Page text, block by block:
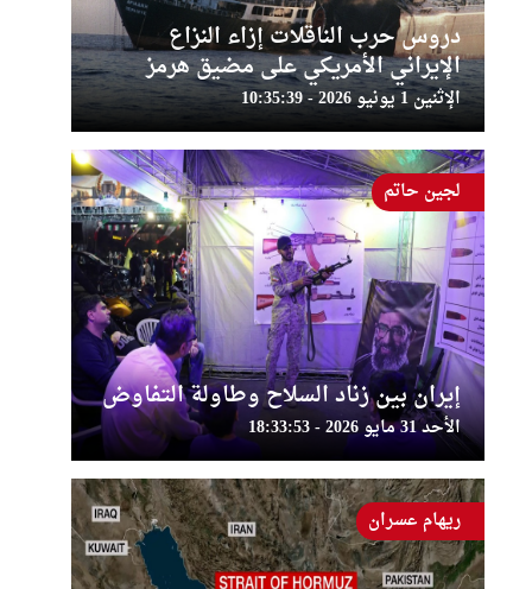
دروس حرب الناقلات إزاء النزاع
الإيراني الأمريكي على مضيق هرمز
الإثنين 1 يونيو 2026 - 10:35:39
إيران بين زناد السلاح وطاولة التفاوض
الأحد 31 مايو 2026 - 18:33:53
لجين حاتم
ريهام عسران